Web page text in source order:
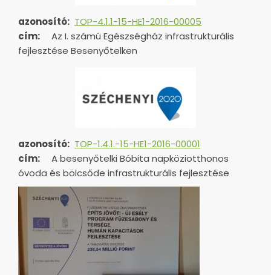
azonosító: TOP-4.1.1-15-HE1-2016-00005
cím:
Az I. számú Egészségház infrastrukturális
fejlesztése Besenyőtelken
azonosító: TOP-1.4.1.-15-HE1-2016-00001
cím:
A besenyőtelki Bóbita napköziotthonos
óvoda és bölcsőde infrastrukturális fejlesztése